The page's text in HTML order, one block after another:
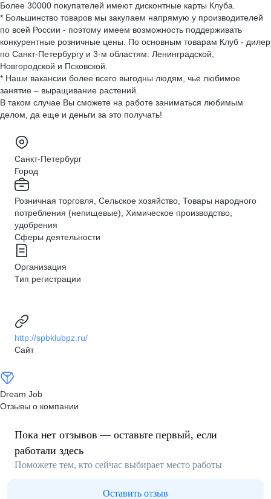
Более 30000 покупателей имеют дисконтные карты Клуба.
* Большинство товаров мы закупаем напрямую у производителей
по всей России - поэтому имеем возможность поддерживать
конкурентные розничные цены. По основным товарам Клуб - дилер
по Санкт-Петербургу и 3-м областям: Ленинградской,
Новгородской и Псковской.
* Наши вакансии более всего выгодны людям, чье любимое
занятие – выращивание растений.
В таком случае Вы сможете на работе заниматься любимым
делом, да еще и деньги за это получать!
Санкт-Петербург
Город
Розничная торговля, Сельское хозяйство, Товары народного
потребления (непищевые), Химическое производство,
удобрения
Сферы деятельности
Организация
Тип регистрации
http://spbklubpz.ru/
Сайт
Dream Job
Отзывы о компании
Пока нет отзывов — оставьте первый, если
работали здесь
Поможете тем, кто сейчас выбирает место работы
Оставить отзыв